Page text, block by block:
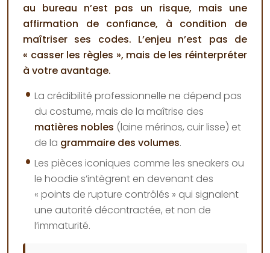
au bureau n’est pas un risque, mais une
affirmation de confiance, à condition de
maîtriser ses codes. L’enjeu n’est pas de
« casser les règles », mais de les réinterpréter
à votre avantage.
La crédibilité professionnelle ne dépend pas
du costume, mais de la maîtrise des
matières nobles (laine mérinos, cuir lisse) et
de la grammaire des volumes.
Les pièces iconiques comme les sneakers ou
le hoodie s’intègrent en devenant des
« points de rupture contrôlés » qui signalent
une autorité décontractée, et non de
l’immaturité.